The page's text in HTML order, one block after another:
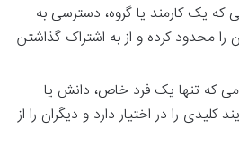
که یک کارمند یا گروه، دسترسی به
را محدود کرده و از به اشتراک گذاشتن
که تنها یک فرد خاص، دانش یا
کلیدی را در اختیار دارد و دیگران را از